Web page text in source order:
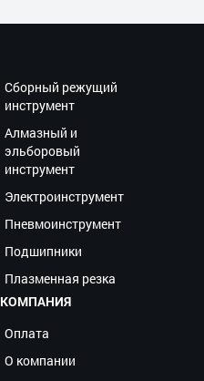
Сборный режущий
инструмент
Алмазный и
эльборовый
инструмент
Электроинструмент
Пневмоинструмент
Подшипники
Плазменная резка
КОМПАНИЯ
Оплата
О компании